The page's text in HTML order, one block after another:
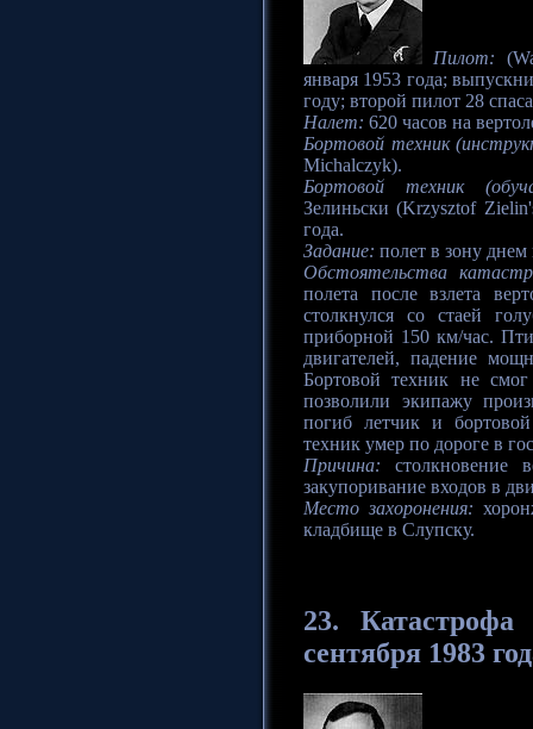
Пилот:
января 1953 года;
году; второй пилот 28
Налет: 620 часов на
Бортовой техник
Michalczyk).
Бортовой техник
Зелиньски (Krzysztof
года.
Задание: полет в зону
Обстоятельства
полета после взлета
столкнулся со стаей
приборной 150 км/час.
двигателей, падение
Бортовой техник не
позволили экипажу
погиб летчик и
техник умер по дороге в
Причина: столкновение
закупоривание входов в
Место захоронения:
кладбище в Слупску.
23. Катастрофа
сентября 1983